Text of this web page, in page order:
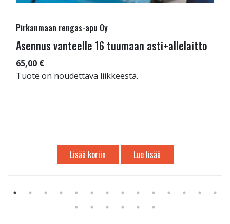
Pirkanmaan rengas-apu Oy
Asennus vanteelle 16 tuumaan asti+allelaitto
65,00 €
Tuote on noudettava liikkeestä.
Lisää koriin Lue lisää